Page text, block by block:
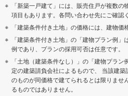
「新築一戸建て」には、販売住戸が複数
項目もあります。各問い合わせ先にご確認
「建築条件付き土地」の価格には、建物価
「建築条件付き土地」の「建物プラン例
例であり、プランの採用可否は任意です。
「土地（建築条件なし）」の「建物プラ
定の建築請負会社によるもので、 当該建
のものが同価格で建てられるとは限りませ
るものではありません。